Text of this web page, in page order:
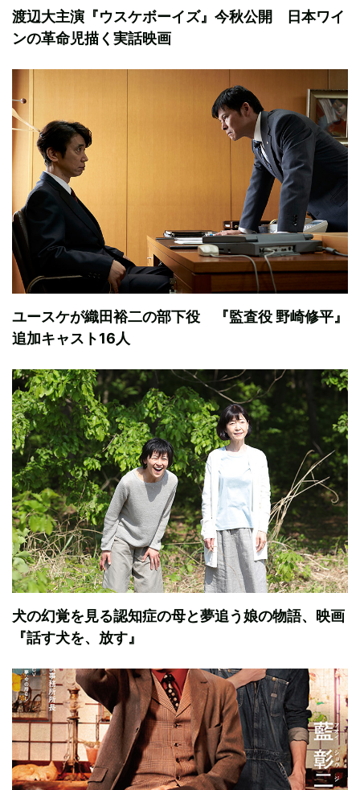
渡辺大主演『ウスケボーイズ』今秋公開 日本ワイ
ンの革命児描く実話映画
ユースケが織田裕二の部下役 『監査役 野崎修平』
追加キャスト16人
犬の幻覚を見る認知症の母と夢追う娘の物語、映画
『話す犬を、放す』